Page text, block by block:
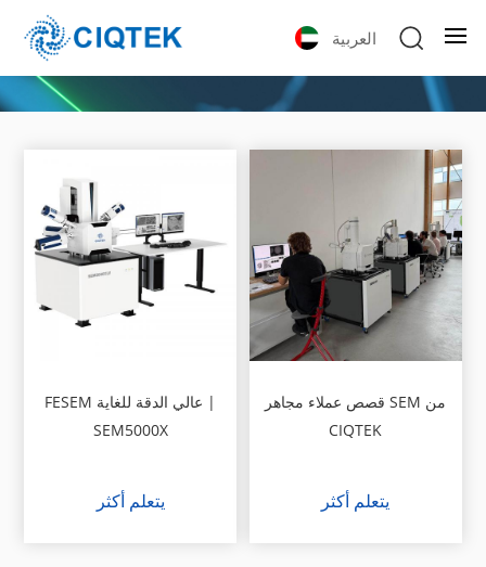
العربية
FESEM عالي الدقة للغاية |
SEM5000X
يتعلم أكثر
قصص عملاء مجاهر SEM من
CIQTEK
يتعلم أكثر